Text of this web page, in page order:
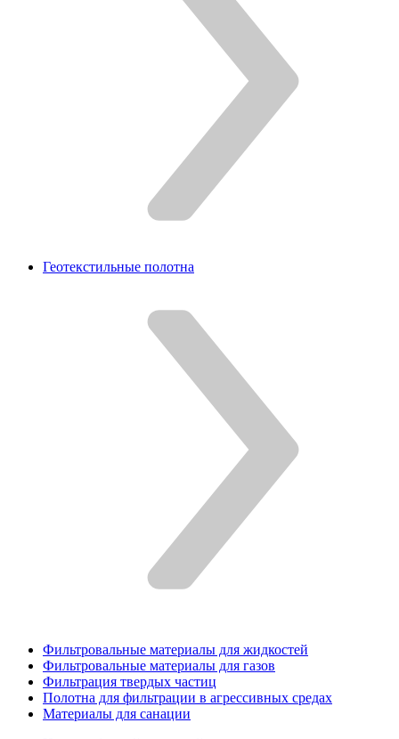
Геотекстильные полотна
Фильтровальные материалы для жидкостей
Фильтровальные материалы для газов
Фильтрация твердых частиц
Полотна для фильтрации в агрессивных средах
Материалы для санации